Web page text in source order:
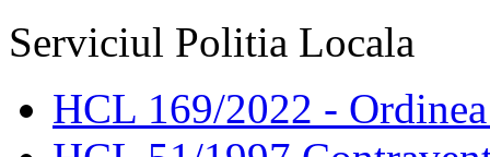
Serviciul Politia Locala
HCL 169/2022 -